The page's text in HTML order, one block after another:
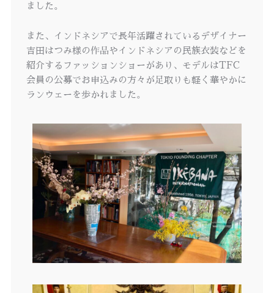
ました。
また、インドネシアで長年活躍されているデザイナー
吉田はつみ様の作品やインドネシアの民族衣装などを
紹介するファッションショーがあり、モデルはTFC
会員の公募でお申込みの方々が足取りも軽く華やかに
ランウェーを歩かれました。